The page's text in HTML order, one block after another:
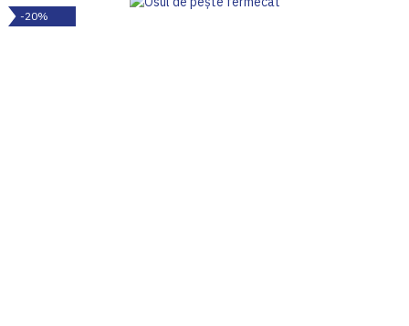
-20%